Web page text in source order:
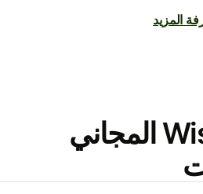
المزيد
نزّل تطبيق Wise المجاني